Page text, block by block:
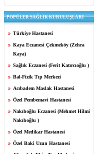
POPÜLER SAĞLIK KURULUŞLARI
Türkiye Hastanesi
Kaya Eczanesi Çekmeköy (Zehra
Kaya)
Sağlık Eczanesi (Ferit Katırcıoğlu )
Bal-Fizik Tıp Merkezi
Acıbadem Maslak Hastanesi
Özel Pembemavi Hastanesi
Nakıboğlu Eczanesi (Mehmet Hilmi
Nakıboğlu )
Özel Medikar Hastanesi
Özel Baki Uzun Hastanesi